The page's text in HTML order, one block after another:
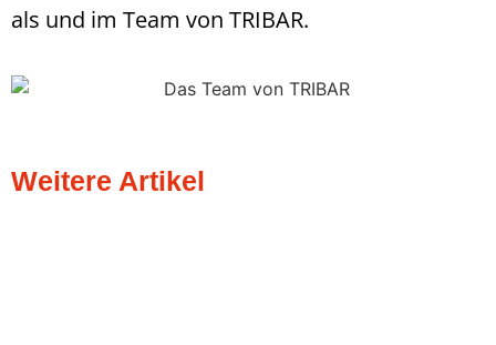
als und im Team von TRIBAR.
Weitere Artikel